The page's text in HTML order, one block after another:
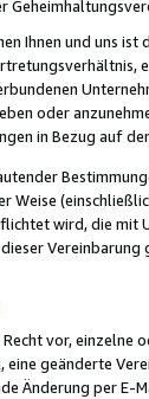
Ihnen und uns
oder
in Bezug auf
Weise
wird, die mit
Vereinbarung
vor, einzelne
eine geänderte
Änderung per E-